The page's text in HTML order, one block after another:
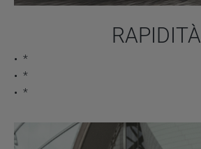
RAPIDITÀ
*
*
*